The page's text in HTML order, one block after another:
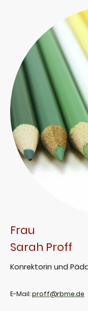
Frau
Sarah Proff
Konrektorin und
E-Mail:proff@rbme.de